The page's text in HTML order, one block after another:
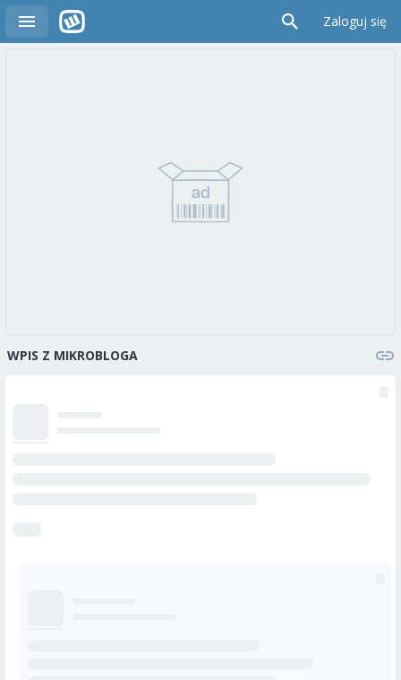
Zaloguj się
WPIS Z MIKROBLOGA